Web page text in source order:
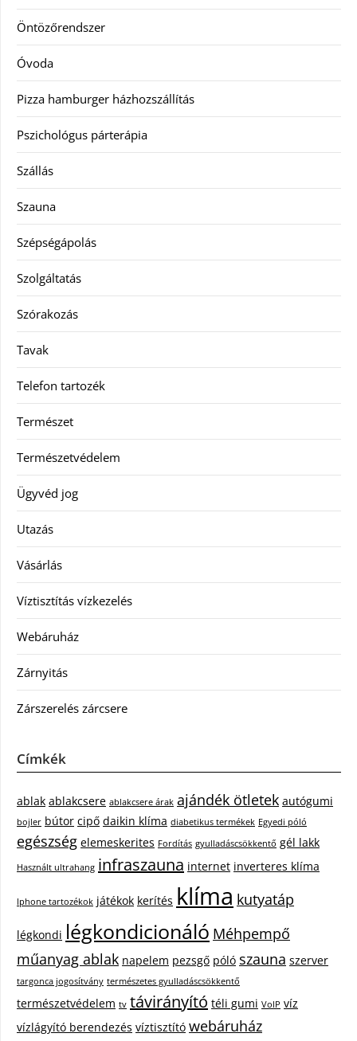
Öntözőrendszer
Óvoda
Pizza hamburger házhozszállítás
Pszichológus párterápia
Szállás
Szauna
Szépségápolás
Szolgáltatás
Szórakozás
Tavak
Telefon tartozék
Természet
Természetvédelem
Ügyvéd jog
Utazás
Vásárlás
Víztisztítás vízkezelés
Webáruház
Zárnyitás
Zárszerelés zárcsere
Címkék
ablak ablakcsere ablakcsere árak ajándék ötletek autógumi
bojler bútor cipő daikin klíma diabetikus termékek Egyedi póló
egészség elemeskerites Fordítás gyulladáscsökkentő gél lakk
Használt ultrahang infraszauna internet inverteres klíma
Iphone tartozékok játékok kerítés klíma kutyatáp
légkondi légkondicionáló Méhpempő
műanyag ablak napelem pezsgő póló szauna szerver
targonca jogosítvány természetes gyulladáscsökkentő
természetvédelem tv távirányító téli gumi VoIP víz
vízlágyító berendezés víztisztító webáruház